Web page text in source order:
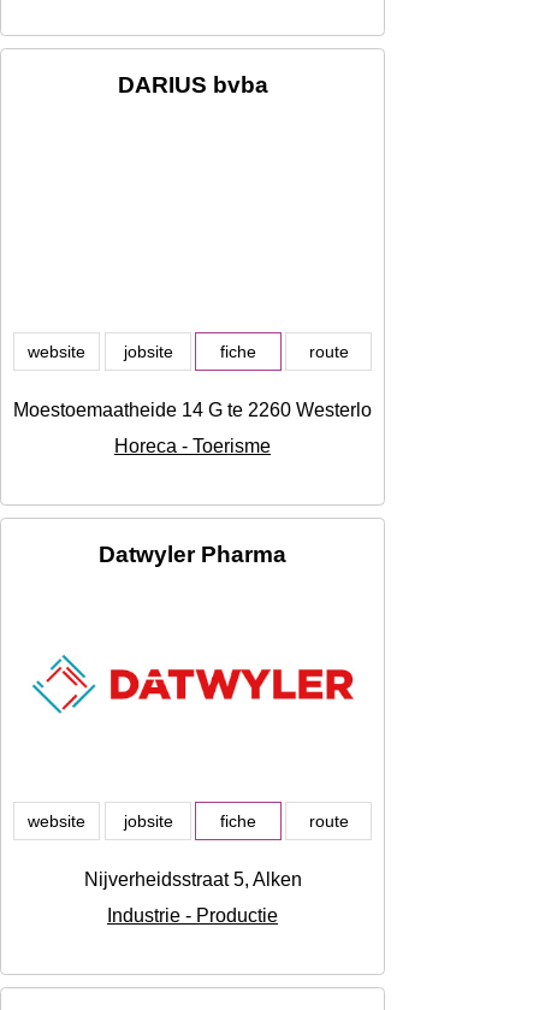
DARIUS bvba
website jobsite fiche route
Moestoemaatheide 14 G te 2260 Westerlo, Westerlo
Horeca - Toerisme
Datwyler Pharma
website jobsite fiche route
Nijverheidsstraat 5, Alken
Industrie - Productie